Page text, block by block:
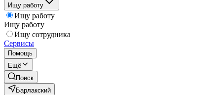
Ищу работу
Ищу работу
Ищу работу
Ищу сотрудника
Сервисы
Помощь
Ещё
Поиск
Барлакский